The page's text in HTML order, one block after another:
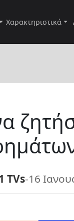
Χαρακτηριστικά
TVs-16